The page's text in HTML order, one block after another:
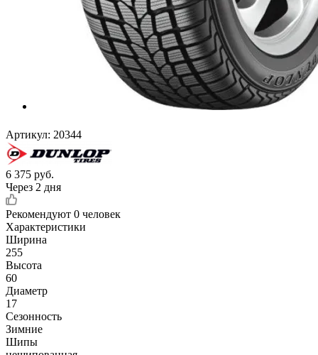
Артикул: 20344
6 375 руб.
Через 2 дня
Рекомендуют 0 человек
Характеристики
Ширина
255
Высота
60
Диаметр
17
Сезонность
Зимние
Шипы